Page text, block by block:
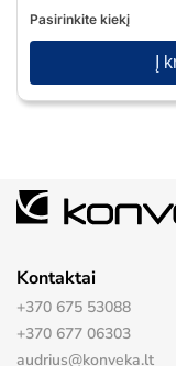
Pasirinkite kiekį
Į
Kontaktai
+370 675 53088
+370 677 06303
audrius@konveka.lt